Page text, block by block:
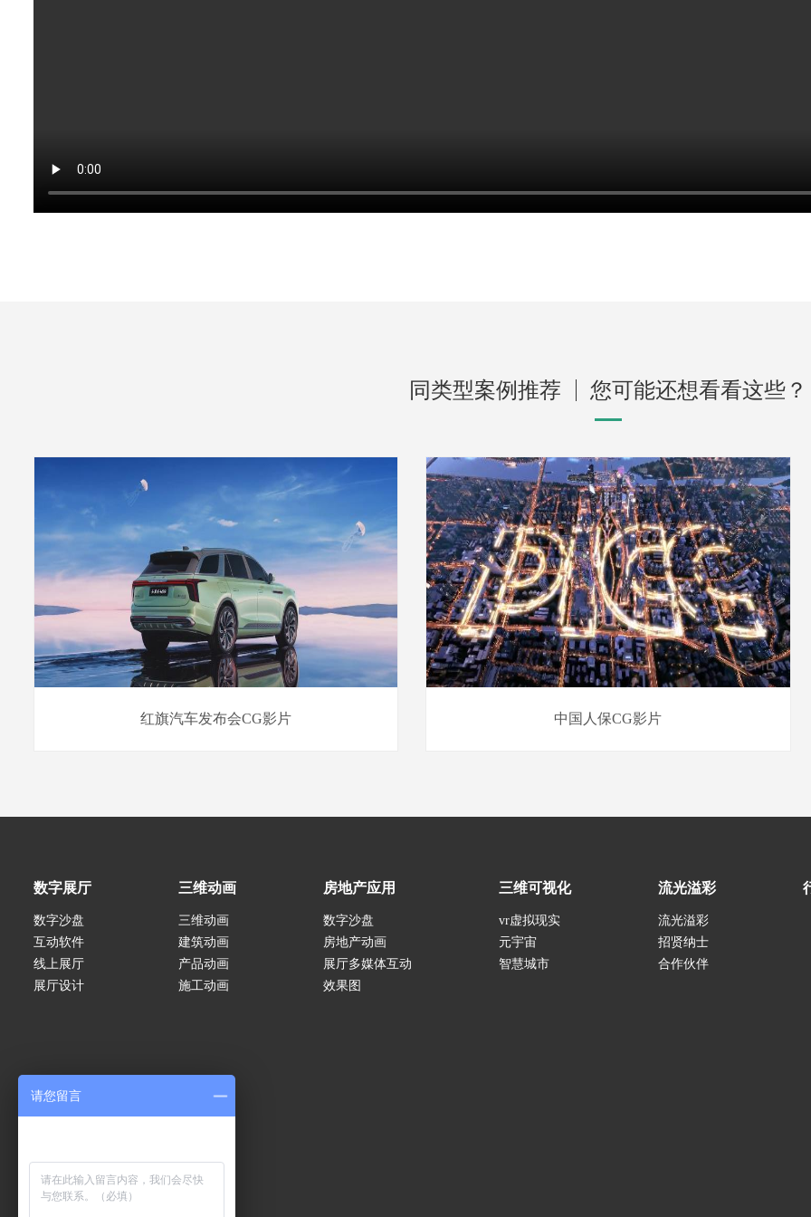
同类型案例推荐 您可能还想看看这些？
红旗汽车发布会CG影片 中国人保CG影片
数字展厅
数字沙盘
互动软件
线上展厅
展厅设计
三维动画
三维动画
建筑动画
产品动画
施工动画
房地产应用
数字沙盘
房地产动画
展厅多媒体互动
效果图
三维可视化
vr虚拟现实
元宇宙
智慧城市
流光溢彩
流光溢彩
招贤纳士
合作伙伴
请您留言